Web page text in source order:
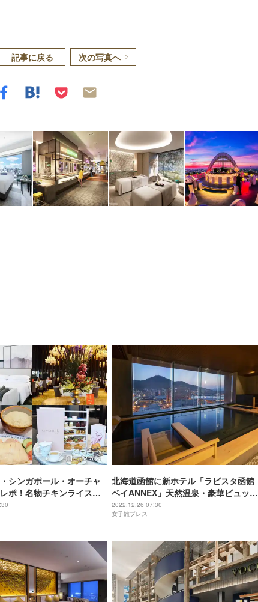
記事に戻る 次の写真へ
シンガポール・オーチャ
ポ！名物チキンライスに
”も楽しめる非日常ホテ
北海道函館に新ホテル「ラビスタ函館
ベイANNEX」天然温泉・豪華ビュッフ
ェを堪能
2022.12.26 07:30
女子旅プレス